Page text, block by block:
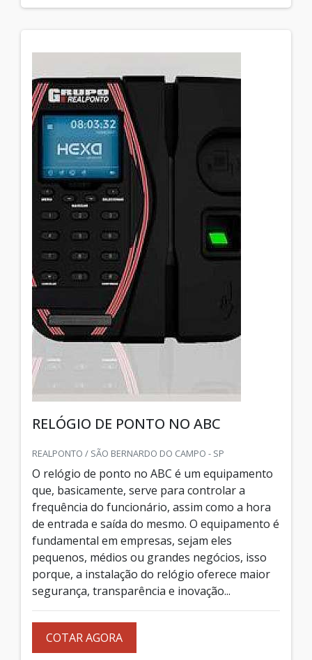
RELÓGIO DE PONTO NO ABC
REALPONTO / SÃO BERNARDO DO CAMPO - SP
O relógio de ponto no ABC é um equipamento
que, basicamente, serve para controlar a
frequência do funcionário, assim como a hora
de entrada e saída do mesmo. O equipamento é
fundamental em empresas, sejam eles
pequenos, médios ou grandes negócios, isso
porque, a instalação do relógio oferece maior
segurança, transparência e inovação...
COTAR AGORA